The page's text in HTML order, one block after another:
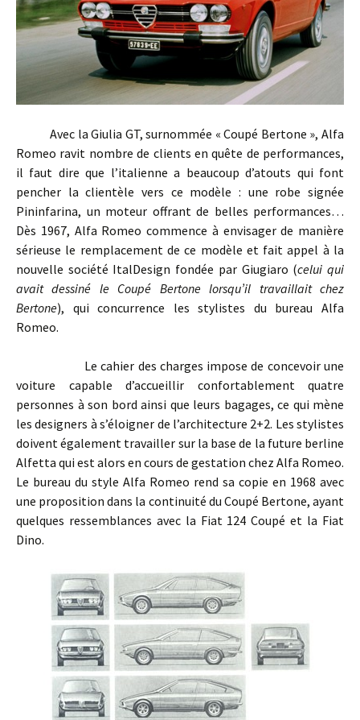
Avec la Giulia GT, surnommée « Coupé Bertone », Alfa
Romeo ravit nombre de clients en quête de performances,
il faut dire que l’italienne a beaucoup d’atouts qui font
pencher la clientèle vers ce modèle : une robe signée
Pininfarina, un moteur offrant de belles performances…
Dès 1967, Alfa Romeo commence à envisager de manière
sérieuse le remplacement de ce modèle et fait appel à la
nouvelle société ItalDesign fondée par Giugiaro (celui qui
avait dessiné le Coupé Bertone lorsqu’il travaillait chez
Bertone), qui concurrence les stylistes du bureau Alfa
Romeo.
Le cahier des charges impose de concevoir une
voiture capable d’accueillir confortablement quatre
personnes à son bord ainsi que leurs bagages, ce qui mène
les designers à s’éloigner de l’architecture 2+2. Les stylistes
doivent également travailler sur la base de la future berline
Alfetta qui est alors en cours de gestation chez Alfa Romeo.
Le bureau du style Alfa Romeo rend sa copie en 1968 avec
une proposition dans la continuité du Coupé Bertone, ayant
quelques ressemblances avec la Fiat 124 Coupé et la Fiat
Dino.